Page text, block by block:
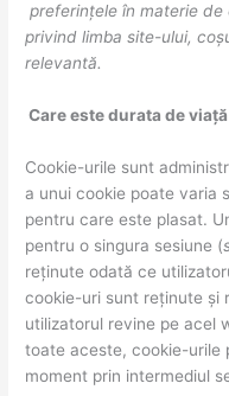
preferințele în materie
privind limba site-ului,
relevantă.
Care este durata de
Cookie-urile sunt
a unui cookie poate varia
pentru care este plasat.
pentru o singura sesiune (
reținute odată ce
cookie-uri sunt reținute și
utilizatorul revine pe acel
toate aceste, cookie-urile
moment prin intermediul